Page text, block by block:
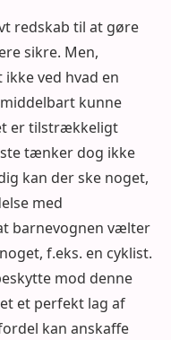
redskab til at gøre
sikre. Men,
ved hvad en
kunne
er tilstrækkeligt
tænker dog ikke
kan der ske noget,
med
barnevognen vælter
f.eks. en cyklist.
mod denne
et perfekt lag af
kan anskaffe